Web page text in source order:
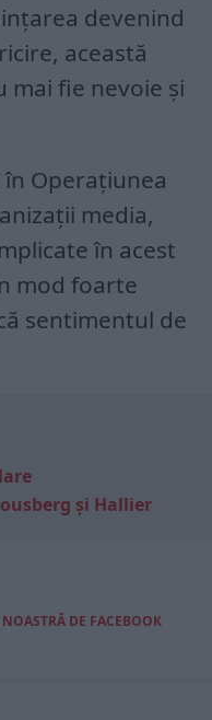
devenind
această
mai fie nevoie și
Operațiunea
media,
în acest
mod foarte
sentimentul de
și Hallier
DE FACEBOOK